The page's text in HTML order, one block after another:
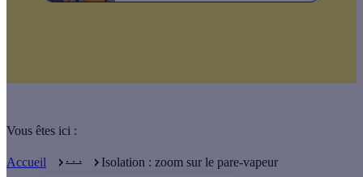
Vous êtes ici :
Accueil . . . Isolation : zoom sur le pare-vapeur